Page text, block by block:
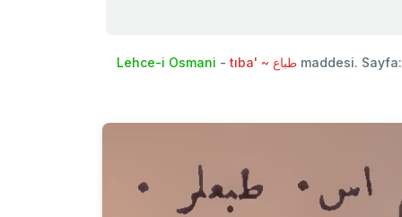
Lehce-i Osmani - tıba' ~ طباع maddesi. Sayfa: